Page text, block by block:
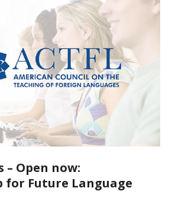
– Open now:
for Future Language